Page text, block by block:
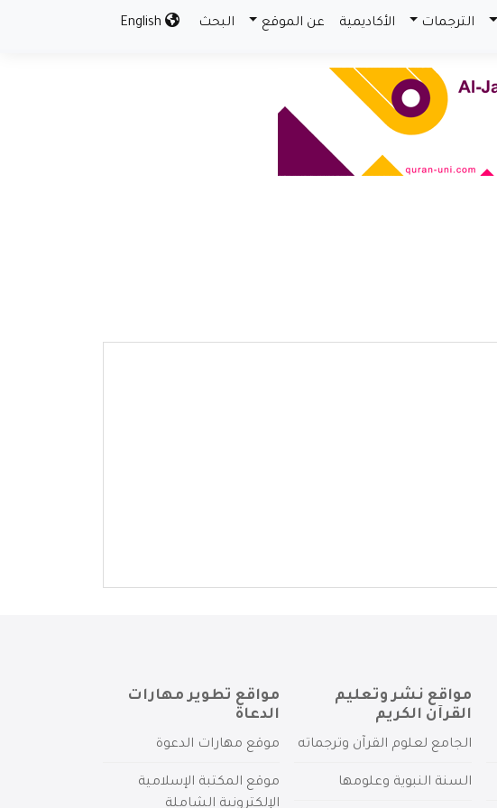
الترجمات الأكاديمية عن الموقع البحث
مواقع نشر وتعليم
القرآن الكريم
الجامع لعلوم القرآن وترجماته
السنة النبوية وعلومها
مواقع تطوير مهارات
الدعاة
موقع مهارات الدعوة
موقع المكتبة الإسلامية
الإلكترونية الشاملة